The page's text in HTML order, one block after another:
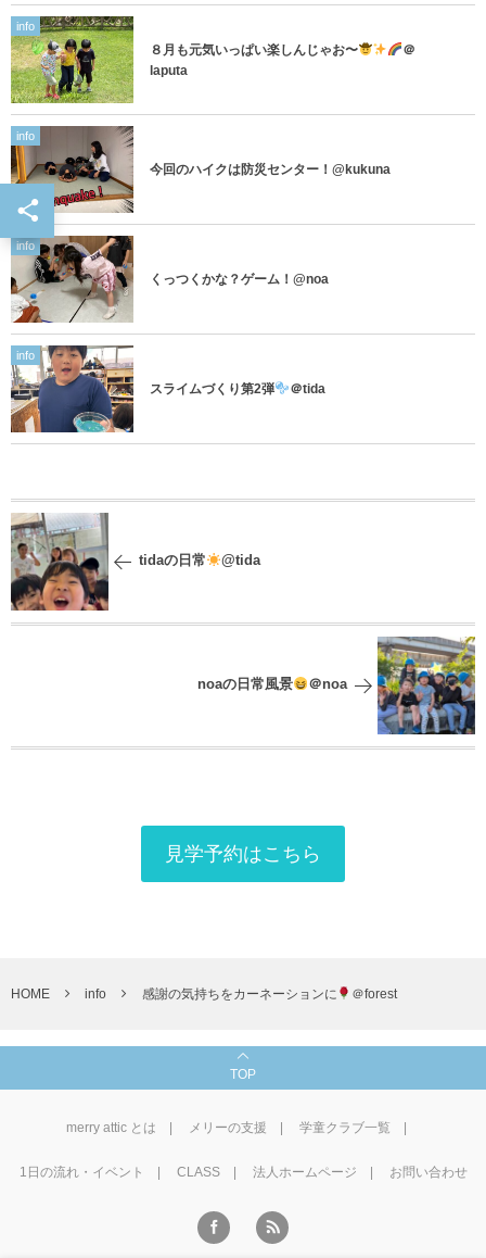
info
８月も元気いっぱい楽しんじゃお〜
＠
laputa
info
今回のハイクは防災センター！@kukuna
info
くっつくかな？ゲーム！@noa
info
スライムづくり第2弾 ＠tida
tidaの日常 @tida
noaの日常風景 ＠noa
見学予約はこちら
HOME info 感謝の気持ちをカーネーションに ＠forest
TOP
merry attic とは メリーの支援 学童クラブ一覧
1⽇の流れ・イベント CLASS 法人ホームページ お問い合わせ